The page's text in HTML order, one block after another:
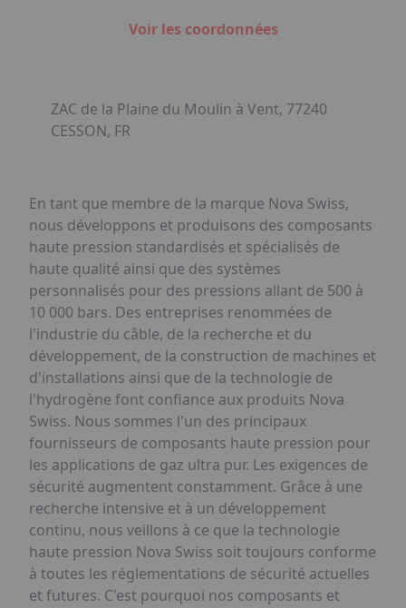
Voir les coordonnées
ZAC de la Plaine du Moulin à Vent, 77240
CESSON, FR
En tant que membre de la marque Nova Swiss,
nous développons et produisons des composants
haute pression standardisés et spécialisés de
haute qualité ainsi que des systèmes
personnalisés pour des pressions allant de 500 à
10 000 bars. Des entreprises renommées de
l'industrie du câble, de la recherche et du
développement, de la construction de machines et
d'installations ainsi que de la technologie de
l'hydrogène font confiance aux produits Nova
Swiss. Nous sommes l'un des principaux
fournisseurs de composants haute pression pour
les applications de gaz ultra pur. Les exigences de
sécurité augmentent constamment. Grâce à une
recherche intensive et à un développement
continu, nous veillons à ce que la technologie
haute pression Nova Swiss soit toujours conforme
à toutes les réglementations de sécurité actuelles
et futures. C'est pourquoi nos composants et